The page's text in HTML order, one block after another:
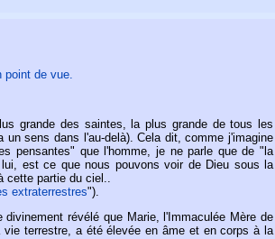
point de vue.
grande des saintes, la plus grande de tous les
sens dans l'au-delà). Cela dit, comme j'imagine
pensantes" que l'homme, je ne parle que de "la
est ce que nous pouvons voir de Dieu sous la
cette partie du ciel..
extraterrestres").
révélé que Marie, l'Immaculée Mère de
terrestre, a été élevée en âme et en corps à la